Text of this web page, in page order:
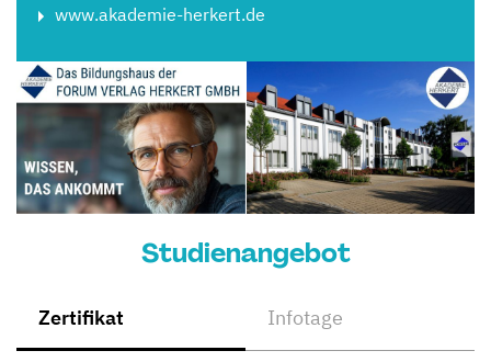
www.akademie-herkert.de
Studienangebot
Zertifikat Infotage